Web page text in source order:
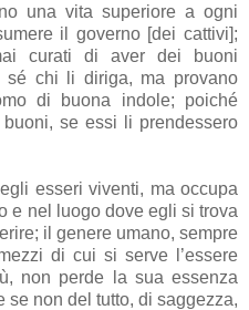
una vita superiore a ogni
il governo [dei cattivi];
curati di aver dei buoni
sé chi li diriga, ma provano
di buona indole; poiché
se essi li prendessero
esseri viventi, ma occupa
e nel luogo dove egli si trova
il genere umano, sempre
di cui si serve l’essere
non perde la sua essenza
se non del tutto, di saggezza,